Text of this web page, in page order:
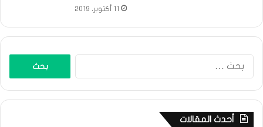
11 أكتوبر، 2019
أحدث المقالات